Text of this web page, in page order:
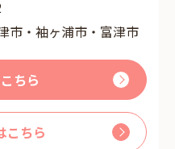
市・袖ヶ浦市・富津市
ちら
こちら